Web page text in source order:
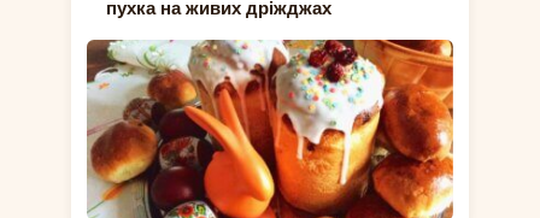
пухка на живих дріжджах